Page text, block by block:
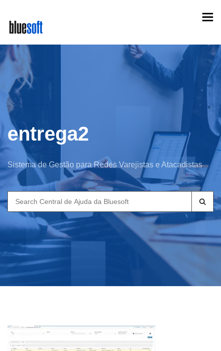
main
content
entrega2
Sistema de Gestão para Redes Varejistas e Atacadistas
Search
for: